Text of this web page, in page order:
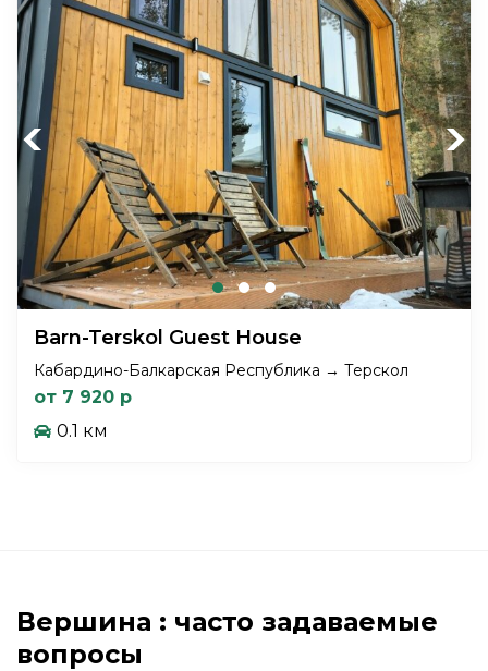
Previous Next
Barn-Terskol Guest House
Кабардино-Балкарская Республика → Терскол
от 7 920 р
0.1 км
Вершина : часто задаваемые
вопросы